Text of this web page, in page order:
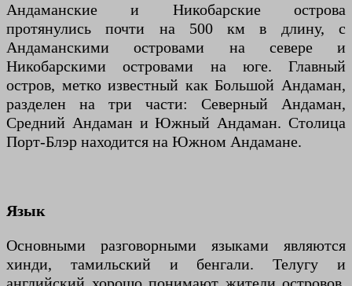
Андаманские и Никобарские острова
протянулись почти на 500 км в длину, с
Андаманскими островами на севере и
Никобарскими островами на юге. Главный
остров, метко известный как Большой Андаман,
разделен на три части: Северный Андаман,
Средний Андаман и Южный Андаман. Столица
Порт-Блэр находится на Южном Андамане.
Язык
Основными разговорными языками являются
хинди, тамильский и бенгали. Телугу и